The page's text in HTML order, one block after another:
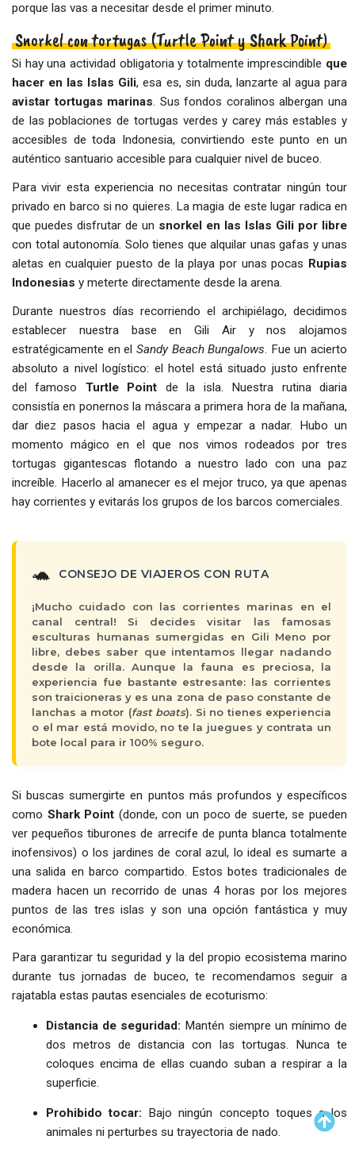
porque las vas a necesitar desde el primer minuto.
Snorkel con tortugas (Turtle Point y Shark Point)
Si hay una actividad obligatoria y totalmente imprescindible que
hacer en las Islas Gili, esa es, sin duda, lanzarte al agua para
avistar tortugas marinas. Sus fondos coralinos albergan una
de las poblaciones de tortugas verdes y carey más estables y
accesibles de toda Indonesia, convirtiendo este punto en un
auténtico santuario accesible para cualquier nivel de buceo.
Para vivir esta experiencia no necesitas contratar ningún tour
privado en barco si no quieres. La magia de este lugar radica en
que puedes disfrutar de un snorkel en las Islas Gili por libre
con total autonomía. Solo tienes que alquilar unas gafas y unas
aletas en cualquier puesto de la playa por unas pocas Rupias
Indonesias y meterte directamente desde la arena.
Durante nuestros días recorriendo el archipiélago, decidimos
establecer nuestra base en Gili Air y nos alojamos
estratégicamente en el Sandy Beach Bungalows. Fue un acierto
absoluto a nivel logístico: el hotel está situado justo enfrente
del famoso Turtle Point de la isla. Nuestra rutina diaria
consistía en ponernos la máscara a primera hora de la mañana,
dar diez pasos hacia el agua y empezar a nadar. Hubo un
momento mágico en el que nos vimos rodeados por tres
tortugas gigantescas flotando a nuestro lado con una paz
increíble. Hacerlo al amanecer es el mejor truco, ya que apenas
hay corrientes y evitarás los grupos de los barcos comerciales.
🐢 CONSEJO DE VIAJEROS CON RUTA
¡Mucho cuidado con las corrientes marinas en el
canal central! Si decides visitar las famosas
esculturas humanas sumergidas en Gili Meno por
libre, debes saber que intentamos llegar nadando
desde la orilla. Aunque la fauna es preciosa, la
experiencia fue bastante estresante: las corrientes
son traicioneras y es una zona de paso constante de
lanchas a motor (fast boats). Si no tienes experiencia
o el mar está movido, no te la juegues y contrata un
bote local para ir 100% seguro.
Si buscas sumergirte en puntos más profundos y específicos
como Shark Point (donde, con un poco de suerte, se pueden
ver pequeños tiburones de arrecife de punta blanca totalmente
inofensivos) o los jardines de coral azul, lo ideal es sumarte a
una salida en barco compartido. Estos botes tradicionales de
madera hacen un recorrido de unas 4 horas por los mejores
puntos de las tres islas y son una opción fantástica y muy
económica.
Para garantizar tu seguridad y la del propio ecosistema marino
durante tus jornadas de buceo, te recomendamos seguir a
rajatabla estas pautas esenciales de ecoturismo:
Distancia de seguridad: Mantén siempre un mínimo de
dos metros de distancia con las tortugas. Nunca te
coloques encima de ellas cuando suban a respirar a la
superficie.
Prohibido tocar: Bajo ningún concepto toques a los
animales ni perturbes su trayectoria de nado.